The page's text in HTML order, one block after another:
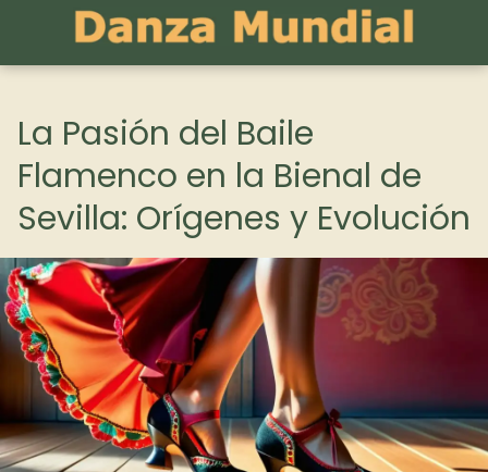
La Pasión del Baile
Flamenco en la Bienal de
Sevilla: Orígenes y Evolución